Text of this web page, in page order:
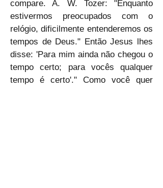
compare. A. W. Tozer: "Enquanto
estivermos preocupados com o
relógio, dificilmente entenderemos os
tempos de Deus." Então Jesus lhes
disse: 'Para mim ainda não chegou o
tempo certo; para vocês qualquer
tempo é certo'." Como você quer